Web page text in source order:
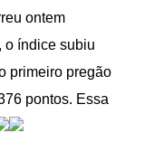
ontem
o índice subiu
primeiro pregão
pontos. Essa